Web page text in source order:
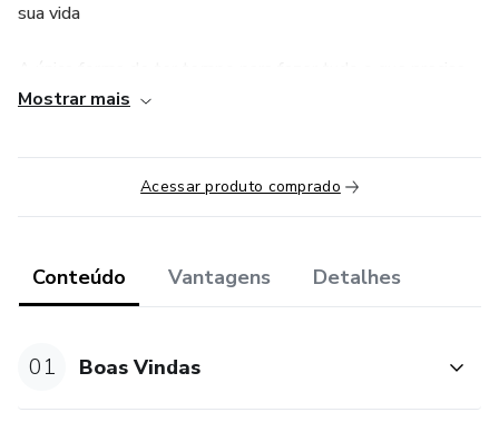
sua vida
ser feito ou fazer o que dá mais resultados na sua vida é
Diariamente milhares (talvez centenas de milhares) de
pessoas deixam de fazer o que precisa ser feito por um
Não importa a sua boa vontade ou até faz mil coisas...
Mostrar mais
Acessar produto comprado
Conteúdo Vantagens Detalhes
01 Boas Vindas